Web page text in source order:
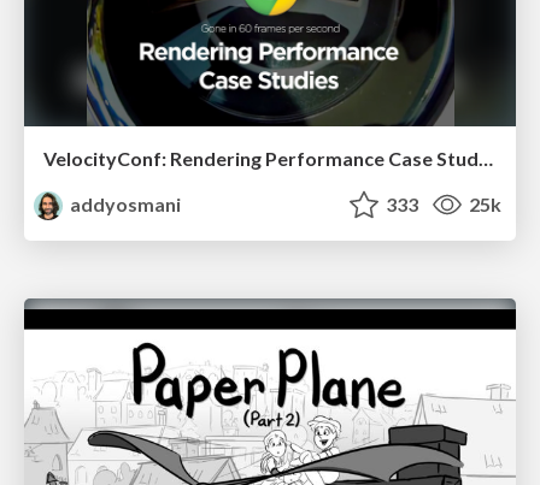
VelocityConf: Rendering Performance Case Studies
addyosmani
333 25k